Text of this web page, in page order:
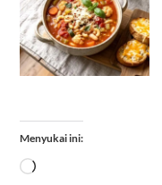
Menyukai ini:
Memuat...